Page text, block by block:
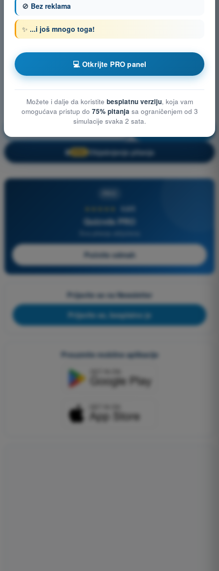
🔒 Objašnjenje pitanja
4,6/5
Quizvds PRO
Počnite odmah
Prijavite se na Newsletter
Prijavite se, besplatno je
Preuzmite mobilne aplikacije
🚫 Bez reklama
✨ ...i još mnogo toga!
💻 Otkrijte PRO panel
Možete i dalje da koristite besplatnu verziju, koja vam
omogućava pristup do 75% pitanja sa ograničenjem od 3
simulacije svaka 2 sata.